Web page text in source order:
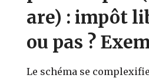
are) : impôt
ou pas ?
Le schéma se